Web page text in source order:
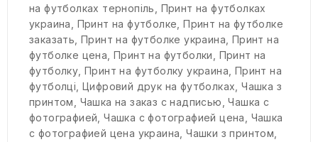
на футболках тернопіль, Принт на футболках
украина, Принт на футболке,Принт на футболке
заказать,Принт на футболке украина, Принт на
футболке цена,Принт на футболки, Принт на
футболку,Принт на футболку украина, Принт на
футболці,Цифровий друк на футболках,Чашка з
принтом, Чашка на заказ с надписью,Чашка с
фотографией,Чашка с фотографией цена, Чашка
с фотографией цена украина,Чашки з принтом,